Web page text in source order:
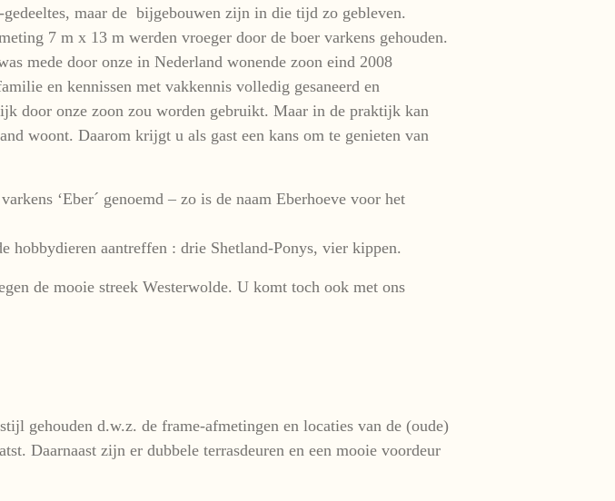
maar de bijgebouwen zijn in die tijd zo gebleven.
7 m x 13 m werden vroeger door de boer varkens gehouden.
mede door onze in Nederland wonende zoon eind 2008
en kennissen met vakkennis volledig gesaneerd en
door onze zoon zou worden gebruikt. Maar in de praktijk kan
woont. Daarom krijgt u als gast een kans om te genieten van
‘Eber´ genoemd – zo is de naam Eberhoeve voor het
aantreffen : drie Shetland-Ponys, vier kippen.
de mooie streek Westerwolde. U komt toch ook met ons
gehouden d.w.z. de frame-afmetingen en locaties van de (oude)
Daarnaast zijn er dubbele terrasdeuren en een mooie voordeur